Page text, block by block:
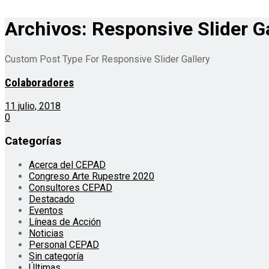
Archivos: Responsive Slider
Custom Post Type For Responsive Slider Gallery
Colaboradores
11 julio, 2018
0
Categorías
Acerca del CEPAD
Congreso Arte Rupestre 2020
Consultores CEPAD
Destacado
Eventos
Líneas de Acción
Noticias
Personal CEPAD
Sin categoría